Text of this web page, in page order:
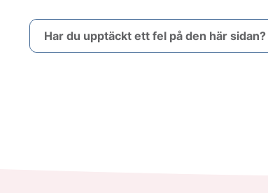
Har du upptäckt ett fel på den här sidan?